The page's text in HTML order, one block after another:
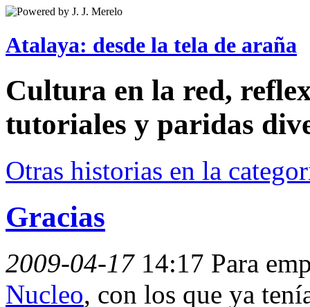
Atalaya: desde la tela de araña
Cultura en la red,
tutoriales y paridas
Otras historias en la
Gracias
2009-04-1714:17 Para
Nucleo, con los que ya